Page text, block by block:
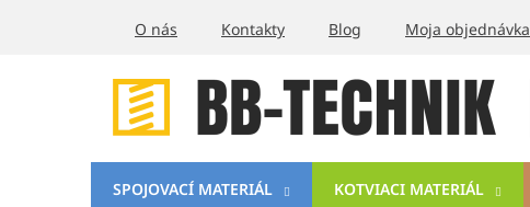
O nás Kontakty Blog Moja objednávka
SPOJOVACÍ MATERIÁL KOTVIACI MATERIÁL